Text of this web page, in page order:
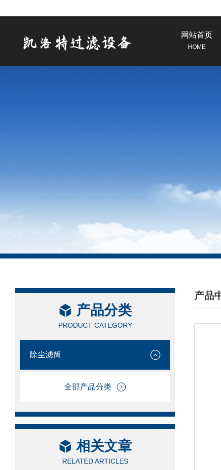
网站首页
HOME
产品分类
PRODUCT CATEGORY
除尘滤筒
全部产品分类
相关文章
RELATED ARTICLES
产品
/